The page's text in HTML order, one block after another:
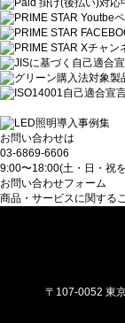
お問い合わせは
03-6869-6606
9:00〜18:00(土・日・祝
お問い合わせフォーム
商品・サービスに関する
〒107-0052 東